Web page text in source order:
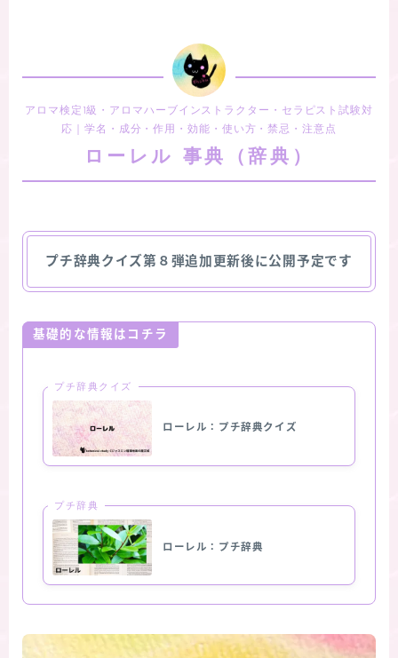
アロマ検定1級・アロマハーブインストラクター・セラピスト試験対
応｜学名・成分・作用・効能・使い方・禁忌・注意点
ローレル 事典（辞典）
プチ辞典クイズ第８弾追加更新後に公開予定です
基礎的な情報はコチラ
プチ辞典クイズ
ローレル：プチ辞典クイズ
プチ辞典
ローレル：プチ辞典